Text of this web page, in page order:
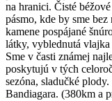
na hranici. Čisté
pásmo, kde by sme
kamene pospájané
látky, vyblednutá
Sme v časti známej
poskytujú v tých
sezóna, sladučké
Bandiagara. (380km a